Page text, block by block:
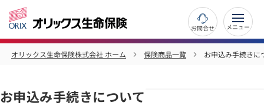
お問合せ
オリックス生命保険株式会社 ホーム 保険商品一覧 お申込み手続きに
お申込み手続きについて